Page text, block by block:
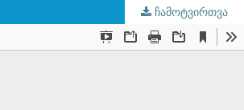
ჩამოტვირთვა